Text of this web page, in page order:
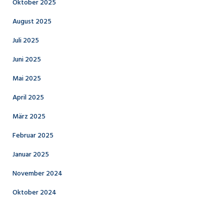
Oktober 2025
August 2025
Juli 2025
Juni 2025
Mai 2025
April 2025
März 2025
Februar 2025
Januar 2025
November 2024
Oktober 2024